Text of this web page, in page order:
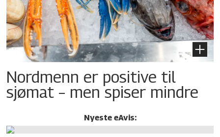
Nordmenn er positive til
sjømat – men spiser mindre
Nyeste eAvis: